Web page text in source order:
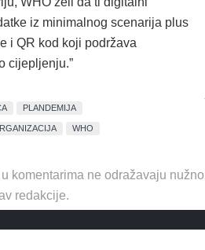
iz minimalnog scenarija plus
i QR kod koji podržava
cijepljenju.”
PLANDEMIJA
WHO
komentarima ne odražavaju nužno
redakcije.